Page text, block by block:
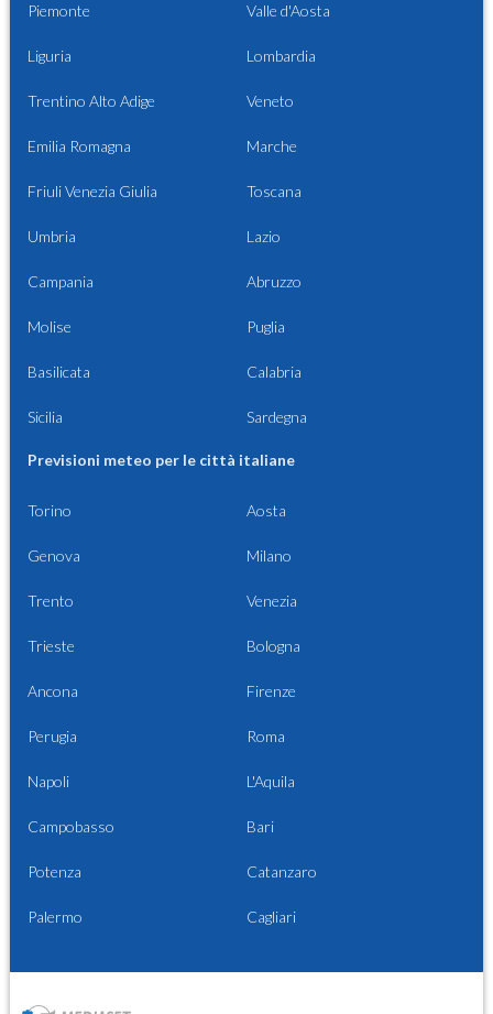
Piemonte Valle d'Aosta
Liguria Lombardia
Trentino Alto Adige Veneto
Emilia Romagna Marche
Friuli Venezia Giulia Toscana
Umbria Lazio
Campania Abruzzo
Molise Puglia
Basilicata Calabria
Sicilia Sardegna
Previsioni meteo per le città italiane
Torino Aosta
Genova Milano
Trento Venezia
Trieste Bologna
Ancona Firenze
Perugia Roma
Napoli L'Aquila
Campobasso Bari
Potenza Catanzaro
Palermo Cagliari